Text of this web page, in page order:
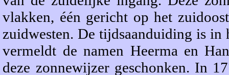
vlakken, één gericht op het
zuidwesten. De tijdsaanduiding is
vermeldt de namen Heerma en
deze zonnewijzer geschonken. In